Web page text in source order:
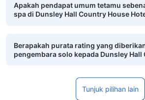
Apakah pendapat umum tetamu
spa di Dunsley Hall Country House
Berapakah purata rating yang
pengembara solo kepada Dunsley Hall
Tunjuk pilihan lain